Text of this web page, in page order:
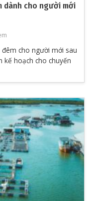
dành cho người mới
cho người mới sau
kế hoạch cho chuyến